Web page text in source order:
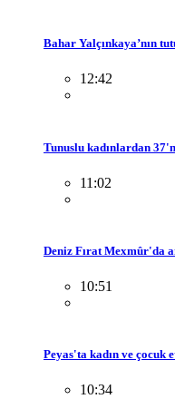
Bahar Yalçınkaya’nın
12:42
Tunuslu kadınlardan
11:02
Deniz Fırat Mexmûr'da
10:51
Peyas'ta kadın ve çocuk
10:34